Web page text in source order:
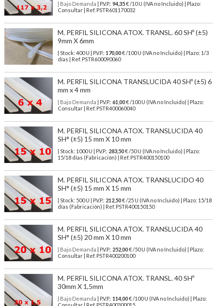
| Bajo Demanda | P.V.P.: 94,35€ /10 U (IVA no Incluido) | Plazo:
Consultar | Ref. PSTR601170032
M. PERFIL SILICONA ATOX. TRANSL. 60 SHº (±5)
9mm X 6mm
| Stock: 400 U | P.V.P.: 170,00€/100 U (IVA no Incluido)
| Plazo: 1/3
días | Ref. PSTR600090060
M. PERFIL SILICONA TRANSLUCIDA 40 SHº (±5) 6
mm x 4 mm
| Bajo Demanda | P.V.P.: 61,00€ /100 U (IVA no Incluido) | Plazo:
Consultar | Ref. PSTR400060040
M. PERFIL SILICONA ATOX. TRANSLUCIDA 40
SH° (±5) 15 mm X 10 mm
| Stock: 1000 U | P.V.P.: 283,50€/50 U (IVA no Incluido)
| Plazo:
15/18 días (Fabricación) | Ref. PSTR400150100
M. PERFIL SILICONA ATOX. TRANSLUCIDO 40
SH° (±5) 15 mm X 15 mm
| Stock: 500 U | P.V.P.: 212,50€/25 U (IVA no Incluido)
| Plazo: 15/18
días (Fabricación) | Ref. PSTR400150150
M. PERFIL SILICONA ATOX. TRANSLUCIDA 40
SH° (±5) 20 mm X 10 mm
| Bajo Demanda | P.V.P.: 252,00€ /50 U (IVA no Incluido) | Plazo:
Consultar | Ref. PSTR400200100
M. PERFIL SILICONA ATOX. TRANSL. 40 SHº
30mm X 1,5mm
| Bajo Demanda | P.V.P.: 114,00€ /100 U (IVA no Incluido) | Plazo: